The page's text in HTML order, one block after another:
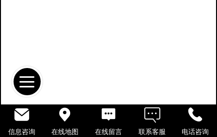
信息咨询 在线地图 在线留言 联系客服 电话咨询